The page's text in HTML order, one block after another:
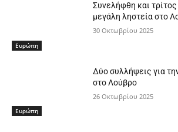
Ευρώπη
Συνελήφθη και
μεγάλη ληστεία στο
30 Οκτωβρίου 2025
Ευρώπη
Δύο συλλήψεις για
στο Λούβρο
26 Οκτωβρίου 2025